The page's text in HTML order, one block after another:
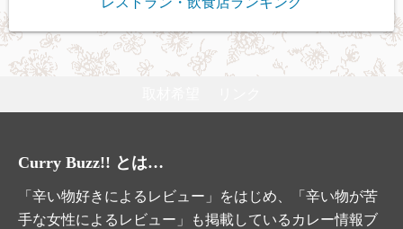
Curry Buzz!! とは…
「辛い物好きによるレビュー」をはじめ、「辛い物が苦
手な女性によるレビュー」も掲載しているカレー情報ブ